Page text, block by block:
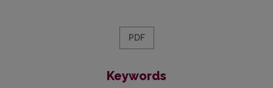
PDF
Keywords